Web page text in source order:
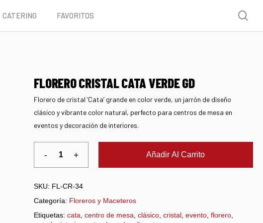
CATERING FAVORITOS
FLORERO CRISTAL CATA VERDE GD
Florero de cristal ‘Cata’ grande en color verde, un jarrón de diseño
clásico y vibrante color natural, perfecto para centros de mesa en
eventos y decoración de interiores.
Añadir Al Carrito
SKU: FL-CR-34
Categoría: Floreros y Maceteros
Etiquetas: cata centro de mesa clásico, cristal, evento, florero,